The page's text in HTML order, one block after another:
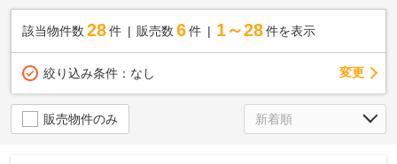
該当物件数 28件 販売数 6 件 1～28 件を表示
絞り込み条件： なし 変更
販売物件のみ